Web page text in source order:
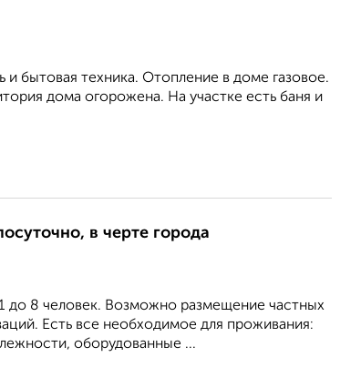
и бытовая техника. Отопление в доме газовое.
дома огорожена. На участке есть баня и
в черте города
до 8 человек. Возможно размещение частных
Есть все необходимое для проживания:
оборудованные ...